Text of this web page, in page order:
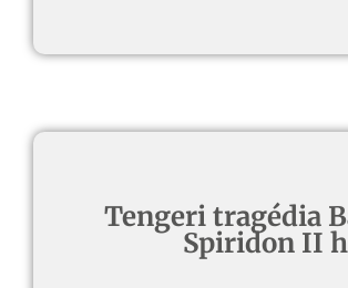
Tengeri tragédia
Spiridon II